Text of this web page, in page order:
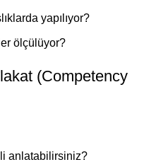
yapılıyor?
ölçülüyor?
(Competency
anlatabilirsiniz?